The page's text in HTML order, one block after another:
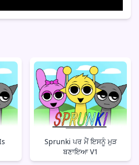
Sprunki ਪਰ ਮੈਂ ਇਸਨੂੰ ਮੁੜ
ਬਣਾਇਆ V1